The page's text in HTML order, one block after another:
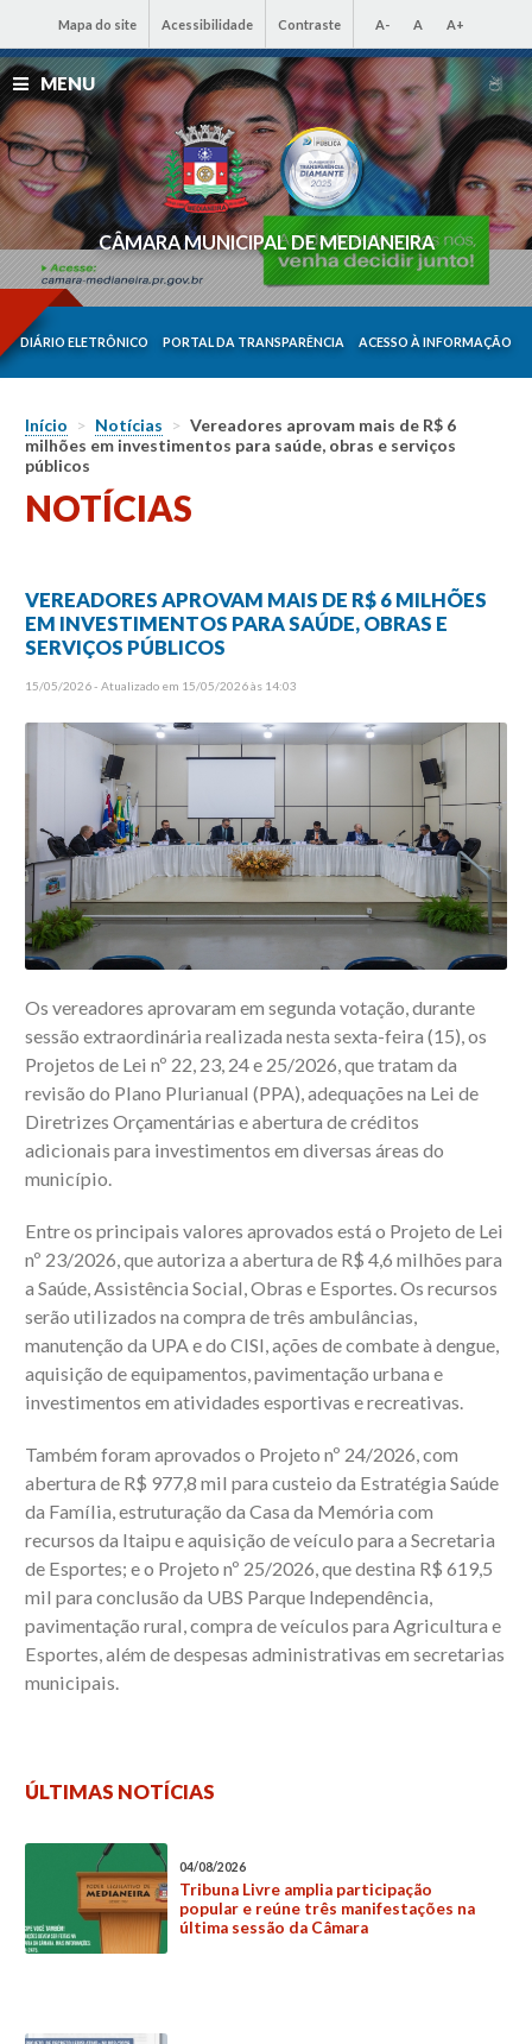
Mapa do site Acessibilidade Contraste A- A A+
MENU
CÂMARA MUNICIPAL DE MEDIANEIRA
DIÁRIO ELETRÔNICO PORTAL DA TRANSPARÊNCIA ACESSO À INFORMAÇÃO
Início > Notícias > Vereadores aprovam mais de R$ 6
milhões em investimentos para saúde, obras e serviços
públicos
NOTÍCIAS
VEREADORES APROVAM MAIS DE R$ 6 MILHÕES
EM INVESTIMENTOS PARA SAÚDE, OBRAS E
SERVIÇOS PÚBLICOS
15/05/2026 - Atualizado em 15/05/2026 às 14:03
Os vereadores aprovaram em segunda votação, durante
sessão extraordinária realizada nesta sexta-feira (15), os
Projetos de Lei nº 22, 23, 24 e 25/2026, que tratam da
revisão do Plano Plurianual (PPA), adequações na Lei de
Diretrizes Orçamentárias e abertura de créditos
adicionais para investimentos em diversas áreas do
município.
Entre os principais valores aprovados está o Projeto de Lei
nº 23/2026, que autoriza a abertura de R$ 4,6 milhões para
a Saúde, Assistência Social, Obras e Esportes. Os recursos
serão utilizados na compra de três ambulâncias,
manutenção da UPA e do CISI, ações de combate à dengue,
aquisição de equipamentos, pavimentação urbana e
investimentos em atividades esportivas e recreativas.
Também foram aprovados o Projeto nº 24/2026, com
abertura de R$ 977,8 mil para custeio da Estratégia Saúde
da Família, estruturação da Casa da Memória com
recursos da Itaipu e aquisição de veículo para a Secretaria
de Esportes; e o Projeto nº 25/2026, que destina R$ 619,5
mil para conclusão da UBS Parque Independência,
pavimentação rural, compra de veículos para Agricultura e
Esportes, além de despesas administrativas em secretarias
municipais.
ÚLTIMAS NOTÍCIAS
04/08/2026
Tribuna Livre amplia participação
popular e reúne três manifestações na
última sessão da Câmara